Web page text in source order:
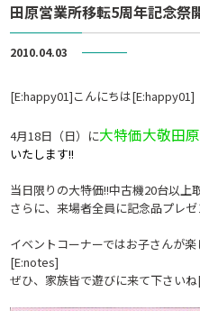
田原営業所移転5周年記念
2010.04.03
[E:happy01]こんにちは[E:happy01]
4月18日（日）に大特価大敬田
いたします!!
当日限りの大特価!!中古機20台以上
さらに、来場者全員に記念品プレ
イベントコーナーではお子さんが
[E:notes]
ぜひ、家族皆で遊びに来て下さい